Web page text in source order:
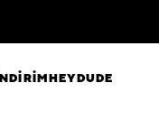
HEYDUDE